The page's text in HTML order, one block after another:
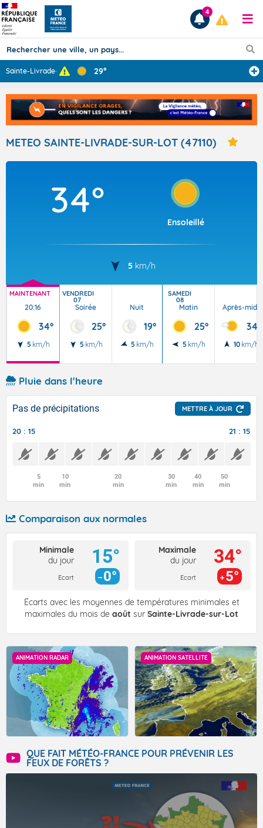
Prévisions
TOUS LES RÉSULTATS
Articles
4
Sainte-Livrade- ... 29°
METEO SAINTE-LIVRADE-SUR-LOT (47110)
34°
Ensoleillé
5 km/h
MAINTENANT
20:16
34°
5 km/h
VENDREDI
07
Soirée
25°
5 km/h
Nuit
19°
5 km/h
SAMEDI
08
Matin
25°
5 km/h
Après-midi
34°
10 km/h
Pluie dans l'heure
Pas de précipitations METTRE À JOUR
20 : 15 21 : 15
5
min
10
min
20
min
30
min
40
min
50
min
Comparaison aux normales
Minimale
du jour
Ecart
15°
0°
Maximale
du jour
Ecart
34°
5°
Écarts avec les moyennes de températures minimales et
maximales du mois de août sur Sainte-Livrade-sur-Lot
ANIMATION RADAR ANIMATION SATELLITE
QUE FAIT MÉTÉO-FRANCE POUR PRÉVENIR LES
FEUX DE FORÊTS ?